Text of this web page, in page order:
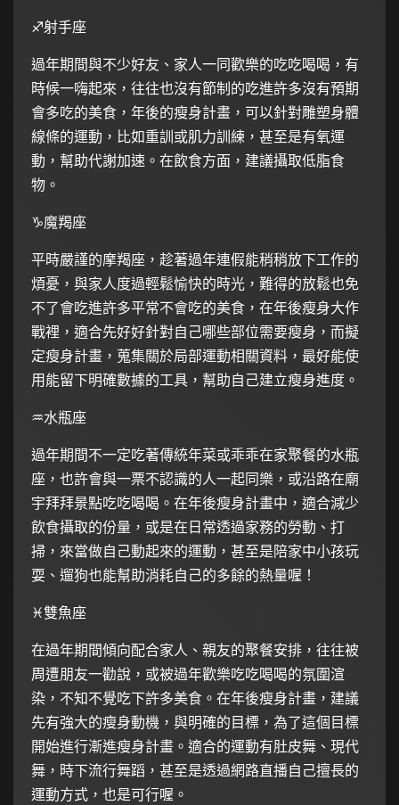
♐️射手座
過年期間與不少好友、家人一同歡樂的吃吃喝喝，有
時候一嗨起來，往往也沒有節制的吃進許多沒有預期
會多吃的美食，年後的瘦身計畫，可以針對雕塑身體
線條的運動，比如重訓或肌力訓練，甚至是有氧運
動，幫助代謝加速。在飲食方面，建議攝取低脂食
物。
♑️魔羯座
平時嚴謹的摩羯座，趁著過年連假能稍稍放下工作的
煩憂，與家人度過輕鬆愉快的時光，難得的放鬆也免
不了會吃進許多平常不會吃的美食，在年後瘦身大作
戰裡，適合先好好針對自己哪些部位需要瘦身，而擬
定瘦身計畫，蒐集關於局部運動相關資料，最好能使
用能留下明確數據的工具，幫助自己建立瘦身進度。
♒️水瓶座
過年期間不一定吃著傳統年菜或乖乖在家聚餐的水瓶
座，也許會與一票不認識的人一起同樂，或沿路在廟
宇拜拜景點吃吃喝喝。在年後瘦身計畫中，適合減少
飲食攝取的份量，或是在日常透過家務的勞動、打
掃，來當做自己動起來的運動，甚至是陪家中小孩玩
耍、遛狗也能幫助消耗自己的多餘的熱量喔！
♓️雙魚座
在過年期間傾向配合家人、親友的聚餐安排，往往被
周遭朋友一勸說，或被過年歡樂吃吃喝喝的氛圍渲
染，不知不覺吃下許多美食。在年後瘦身計畫，建議
先有強大的瘦身動機，與明確的目標，為了這個目標
開始進行漸進瘦身計畫。適合的運動有肚皮舞、現代
舞，時下流行舞蹈，甚至是透過網路直播自己擅長的
運動方式，也是可行喔。